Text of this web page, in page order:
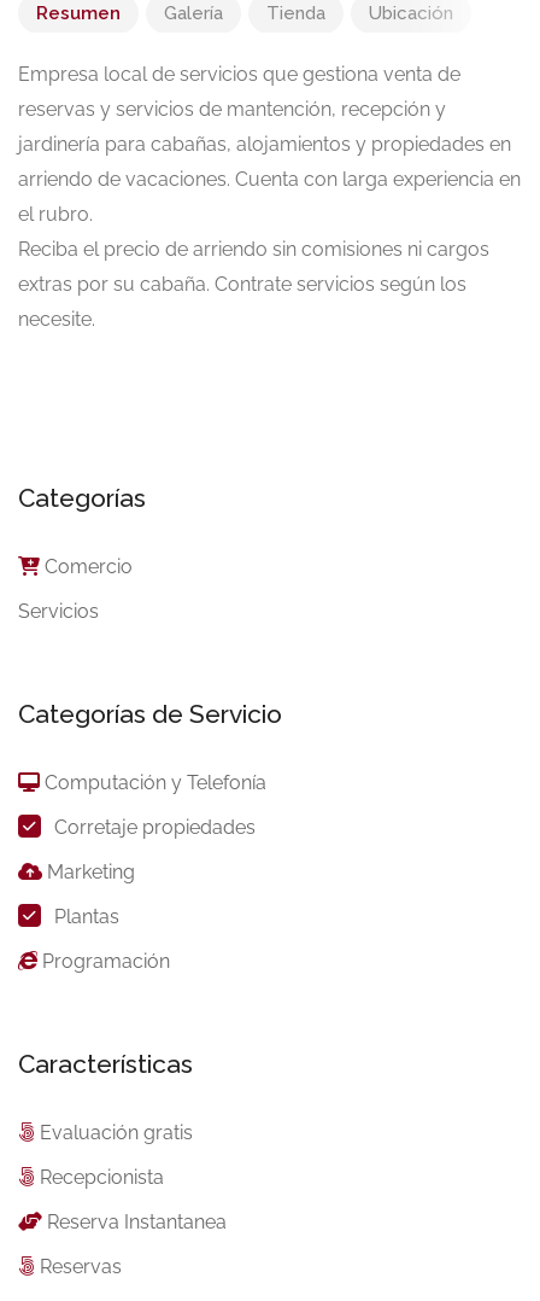
Resumen Galería Tienda Ubicación
Empresa local de servicios que gestiona venta de
reservas y servicios de mantención, recepción y
jardinería para cabañas, alojamientos y propiedades en
arriendo de vacaciones. Cuenta con larga experiencia en
el rubro.
Reciba el precio de arriendo sin comisiones ni cargos
extras por su cabaña. Contrate servicios según los
necesite.
Categorías
Comercio
Servicios
Categorías de Servicio
Computación y Telefonía
Corretaje propiedades
Marketing
Plantas
Programación
Características
Evaluación gratis
Recepcionista
Reserva Instantanea
Reservas